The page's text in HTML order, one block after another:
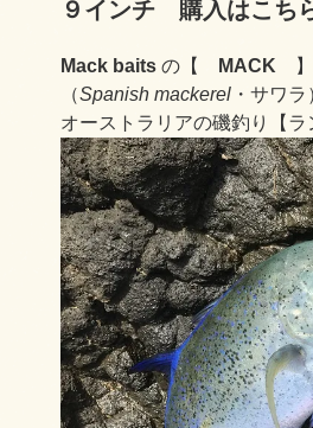
９インチ 購入はこち
Mack baits の【 MACK 】
（Spanish mackerel ・サワ
オーストラリアの磯釣り【